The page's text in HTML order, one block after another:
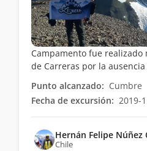
Campamento fue realizado
de Carreras por la
Punto alcanzado: Cumbre
Fecha de excursión: 2019-
Hernán Felipe Núñez
Chile